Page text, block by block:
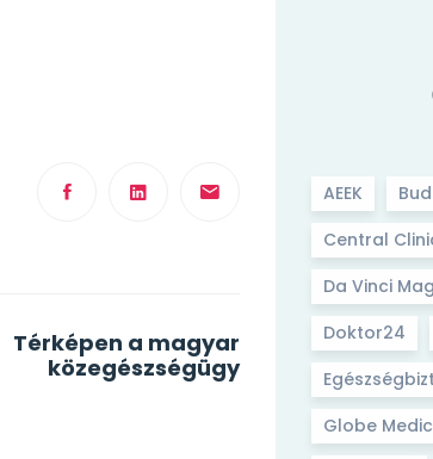
Térképen a magyar
közegészségügy
AEEK
Central
Da Vinci
Doktor24
Globe